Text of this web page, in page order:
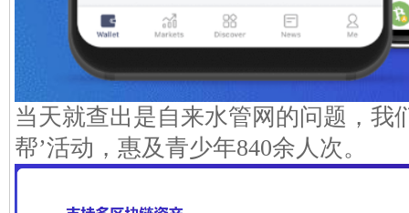
当天就查出是自来水管网的问题，我
帮’活动，惠及青少年840余人次。